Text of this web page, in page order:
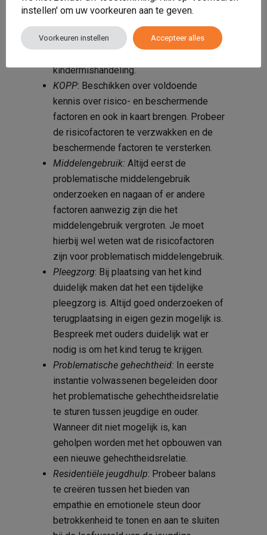
en plannen en maak ook een gezinsplan.
Kindermishandeling
: Kennis hebben over
de belangrijkste risicofactoren,
kindermishandeling.
KOPP: Beschikken over voldoende
kennis over risico- en beschermende
factoren en ook in kaart brengen. Probeer
de risicofactoren te verzwakken en de
beschermende factoren te versterken.
Middelengebruik: Altijd eerst de
problematische middelengebruik
onderzoeken en nagaan of er andere
factoren aanwezig zijn die het
middelengebruik vergroten. Je moet
hierbij wel weten wat de risicofactoren
zijn voor problematisch middelengebruik.
Pleegzorg: Bij plaatsing van het kind
duidelijk maken dat het een tijdelijke
pleegzorg is. Altijd goed onderzoeken of
terugplaatsing in eigen gezin mogelijk is.
Bespreek met ouders duidelijk wat er
nodig is om het kind terug te krijgen.
Problematische gehechtheid: In eerste
instantie volwassenen begeleiden door
het problematische gehechtheidsrelatie
te sturen tussen jeugdige en ouder.
Wanneer dit niet mogelijk is, kan
geholpen worden met het opbouwen van
een nieuwe gehechtheidsrelatie.
Residentiële jeugdhulp: Probeer balans
te creëren tussen het bieden van
empathie en emotionele steun door
betrokkenheid te tonen en aan te sluiten
instellen' om uw voorkeuren aan te geven.
Voorkeuren instellen Accepteer alles